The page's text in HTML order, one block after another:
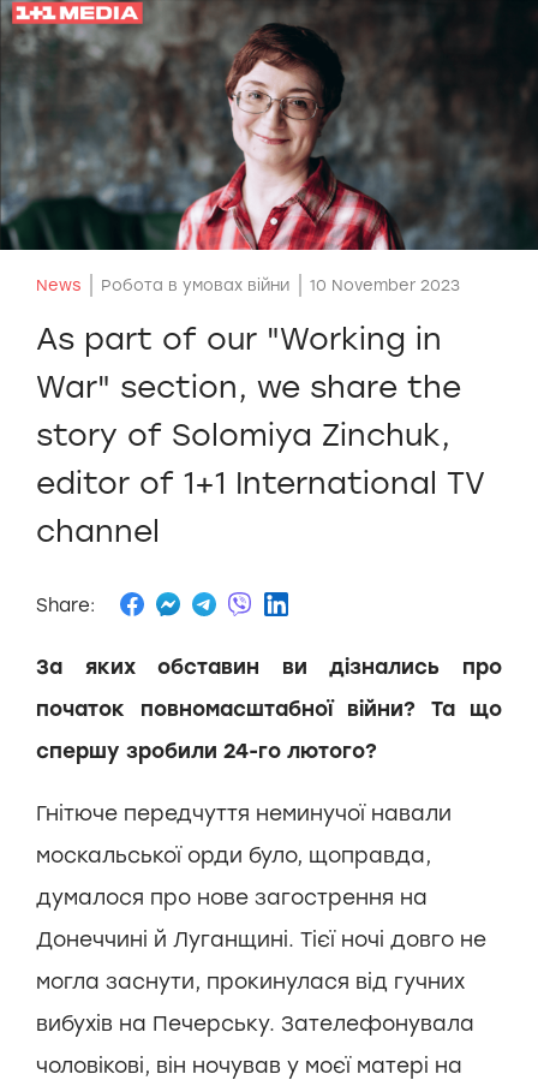
News Робота в умовах війни 10 November 2023
As part of our "Working in
War" section, we share the
story of Solomiya Zinchuk,
editor of 1+1 International TV
channel
Share:
За яких обставин ви дізнались про
початок повномасштабної війни? Та що
спершу зробили 24-го лютого?
Гнітюче передчуття неминучої навали
москальської орди було, щоправда,
думалося про нове загострення на
Донеччині й Луганщині. Тієї ночі довго не
могла заснути, прокинулася від гучних
вибухів на Печерську. Зателефонувала
чоловікові, він ночував у моєї матері на